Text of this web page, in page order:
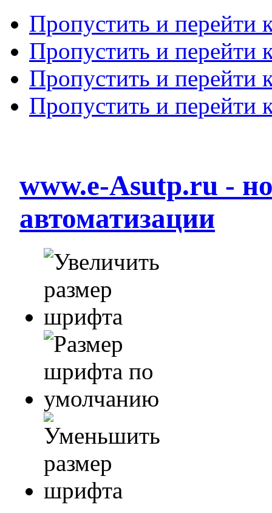
Пропустить и перейти
Пропустить и перейти
Пропустить и перейти
Пропустить и перейти
www.e-Asutp.ru -
автоматизации